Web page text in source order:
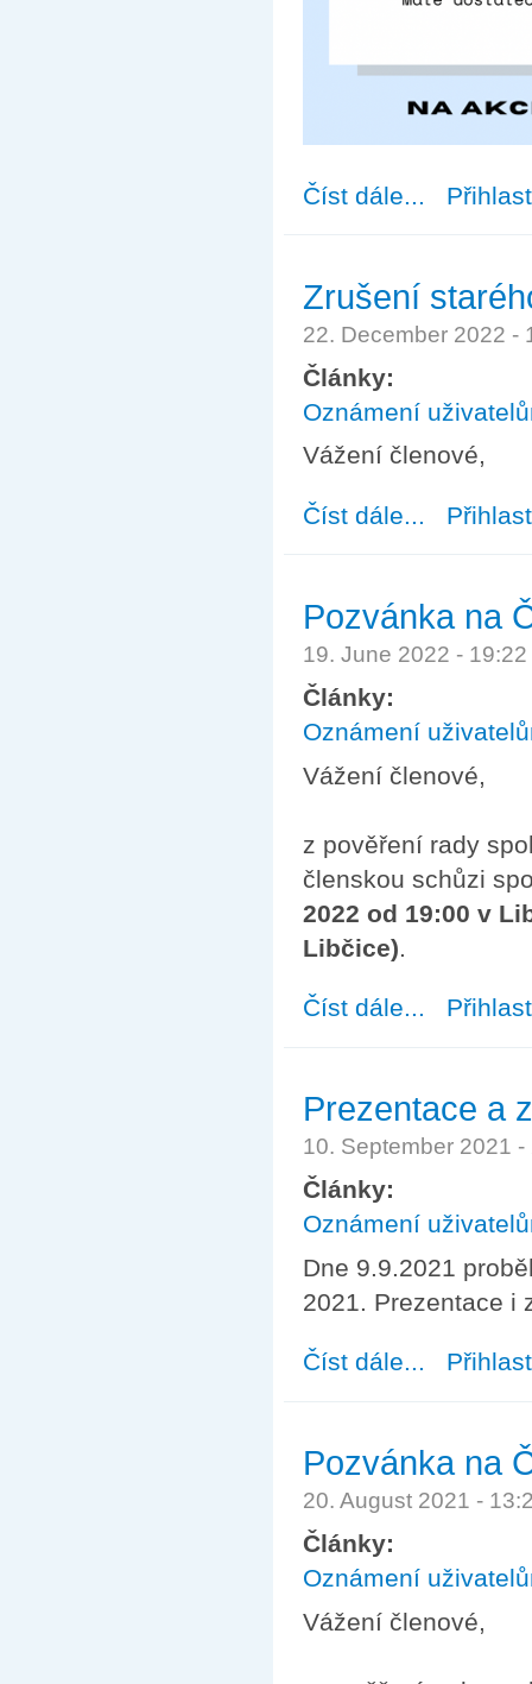
Číst dále... about Cyklus
Zrušení
22. December 2022
Články:
Oznámení
Vážení členové,
Číst dále... about Zrušení
Pozvánka na
19. June 2022 -
Články:
Oznámení
Vážení členové,
z pověření rady
členskou schůzi
2022 od 19:00 v
Libčice)
Číst dále... about
Prezentace a
10. September 2021
Články:
Oznámení
Dne 9.9.2021
2021. Prezentace i
Číst dále... about
Pozvánka na
20. August 2021 -
Články:
Oznámení
Vážení členové,